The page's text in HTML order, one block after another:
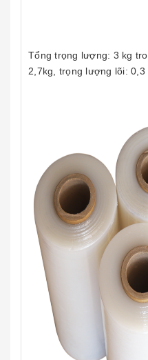
Tổng trọng lượng: 3 kg
2,7kg, trọng lượng lõi: 0,3